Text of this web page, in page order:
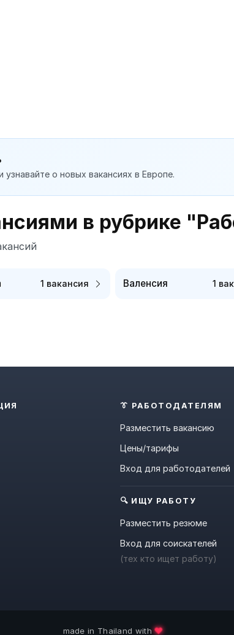
о новых вакансиях в Европе.
в рубрике
1 вакансия Валенсия 1
👔 РАБОТОДАТЕЛЯМ
Разместить вакансию
Цены/тарифы
Вход для работодателей
🔍 ИЩУ РАБОТУ
Разместить резюме
Вход для соискателей
(тех кто ищет работу)
made in Thailand with❤️